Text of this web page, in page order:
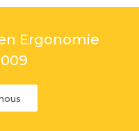
Ergonomie